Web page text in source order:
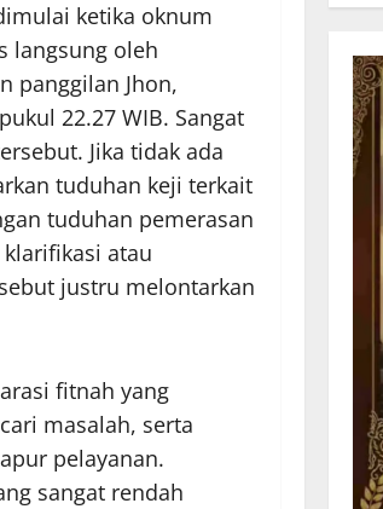
ketika oknum
langsung oleh
panggilan Jhon,
22.27 WIB. Sangat
Jika tidak ada
tuduhan keji terkait
tuduhan pemerasan
atau
justru melontarkan
fitnah yang
masalah, serta
pelayanan.
sangat rendah